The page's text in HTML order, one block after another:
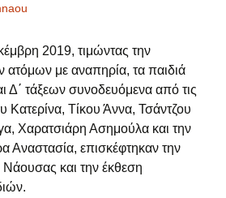
2019, τιμώντας την
ατόμων με αναπηρία, τα παιδιά
Δ΄ τάξεων συνοδευόμενα από τις
Κατερίνα, Τίκου Άννα, Τσάντζου
Χαρατσιάρη Ασημούλα και την
Αναστασία, επισκέφτηκαν την
Νάουσας και την έκθεση